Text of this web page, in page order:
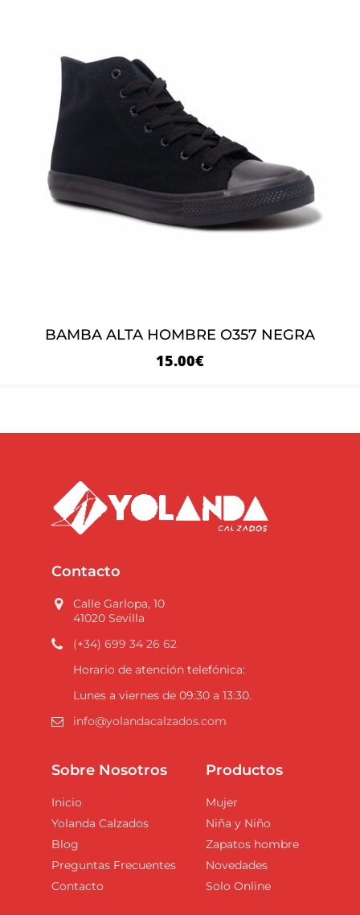
BAMBA ALTA HOMBRE O357 NEGRA
15.00€
Contacto
Calle Garlopa, 10
41020 Sevilla
(+34) 699 34 26 62
Horario de atención telefónica:
Lunes a viernes de 09:30 a 13:30.
info@yolandacalzados.com
Sobre Nosotros
Inicio
Yolanda Calzados
Blog
Preguntas Frecuentes
Contacto
Productos
Mujer
Niña y Niño
Zapatos hombre
Novedades
Solo Online